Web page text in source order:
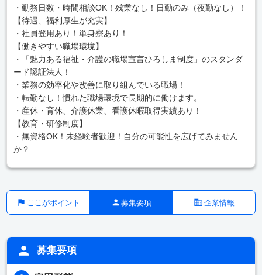
・勤務日数・時間相談OK！残業なし！日勤のみ（夜勤なし）！
【待遇、福利厚生が充実】
・社員登用あり！単身寮あり！
【働きやすい職場環境】
・「魅力ある福祉・介護の職場宣言ひろしま制度」のスタンダ
ード認証法人！
・業務の効率化や改善に取り組んでいる職場！
・転勤なし！慣れた職場環境で長期的に働けます。
・産休・育休、介護休業、看護休暇取得実績あり！
【教育・研修制度】
・無資格OK！未経験者歓迎！自分の可能性を広げてみません
か？
ここがポイント 募集要項 企業情報
募集要項